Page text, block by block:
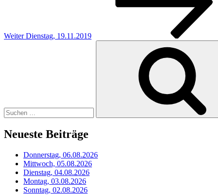
Weiter Dienstag, 19.11.2019
Neueste Beiträge
Donnerstag, 06.08.2026
Mittwoch, 05.08.2026
Dienstag, 04.08.2026
Montag, 03.08.2026
Sonntag, 02.08.2026